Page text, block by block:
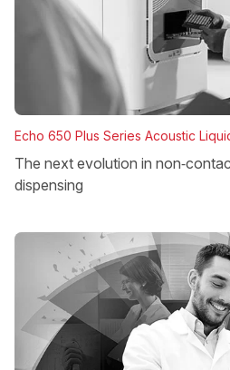
Echo 650 Plus Series Acoustic
The next evolution in
dispensing